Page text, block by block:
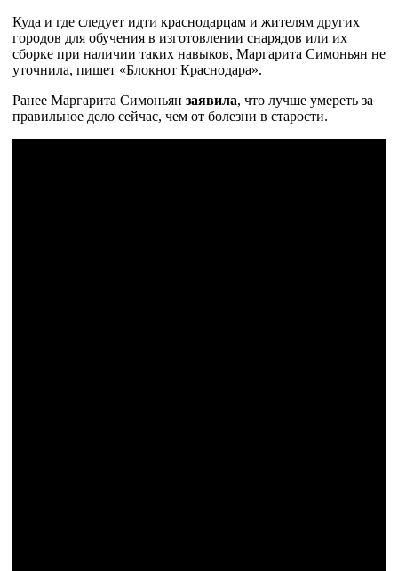
Куда и где следует идти краснодарцам и жителям других
городов для обучения в изготовлении снарядов или их
сборке при наличии таких навыков, Маргарита Симоньян не
уточнила, пишет «Блокнот Краснодара».
Ранее Маргарита Симоньян заявила, что лучше умереть за
правильное дело сейчас, чем от болезни в старости.